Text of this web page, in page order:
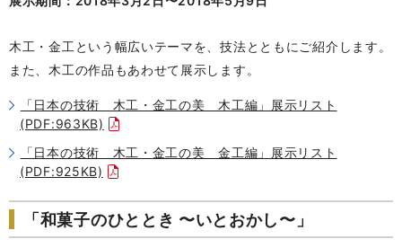
木工・金工という幅広いテーマを、技法とともにご紹介します。
また、木工の作品もあわせて展示します。
「日本の技術 木工・金工の美 木工編」展示リスト
(PDF:963KB)
「日本の技術 木工・金工の美 金工編」展示リスト
(PDF:925KB)
「和菓子のひととき 〜いとおかし〜」